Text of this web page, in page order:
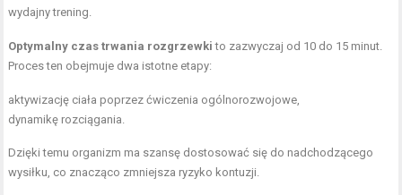
wydajny trening.
Optymalny czas trwania rozgrzewki to zazwyczaj od 10 do 15 minut.
Proces ten obejmuje dwa istotne etapy:
aktywizację ciała poprzez ćwiczenia ogólnorozwojowe,
dynamikę rozciągania.
Dzięki temu organizm ma szansę dostosować się do nadchodzącego
wysiłku, co znacząco zmniejsza ryzyko kontuzji.